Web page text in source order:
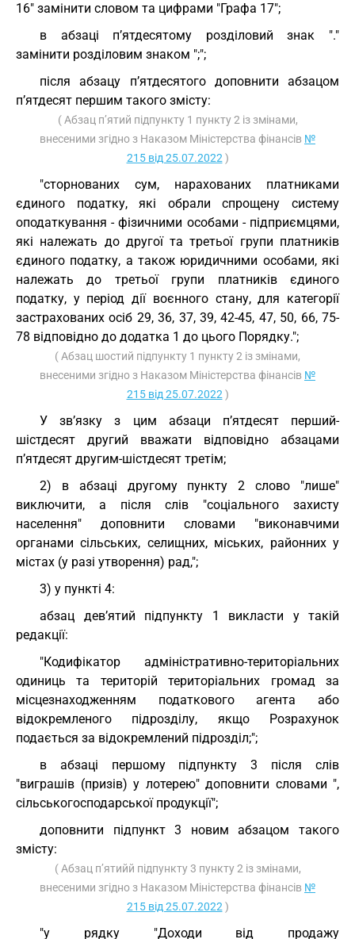
16" замінити словом та цифрами "Графа 17";
в абзаці п’ятдесятому розділовий знак "."
замінити розділовим знаком ";";
після абзацу п’ятдесятого доповнити абзацом
п’ятдесят першим такого змісту:
( Абзац п’ятий підпункту 1 пункту 2 із змінами,
внесеними згідно з Наказом Міністерства фінансів №
215 від 25.07.2022 )
"сторнованих сум, нарахованих платниками
єдиного податку, які обрали спрощену систему
оподаткування - фізичними особами - підприємцями,
які належать до другої та третьої групи платників
єдиного податку, а також юридичними особами, які
належать до третьої групи платників єдиного
податку, у період дії воєнного стану, для категорії
застрахованих осіб 29, 36, 37, 39, 42-45, 47, 50, 66, 75-
78 відповідно до додатка 1 до цього Порядку.";
( Абзац шостий підпункту 1 пункту 2 із змінами,
внесеними згідно з Наказом Міністерства фінансів №
215 від 25.07.2022 )
У зв’язку з цим абзаци п’ятдесят перший-
шістдесят другий вважати відповідно абзацами
п’ятдесят другим-шістдесят третім;
2) в абзаці другому пункту 2 слово "лише"
виключити, а після слів "соціального захисту
населення" доповнити словами "виконавчими
органами сільських, селищних, міських, районних у
містах (у разі утворення) рад,";
3) у пункті 4:
абзац дев’ятий підпункту 1 викласти у такій
редакції:
"Кодифікатор адміністративно-територіальних
одиниць та територій територіальних громад за
місцезнаходженням податкового агента або
відокремленого підрозділу, якщо Розрахунок
подається за відокремлений підрозділ;";
в абзаці першому підпункту 3 після слів
"виграшів (призів) у лотерею" доповнити словами ",
сільськогосподарської продукції";
доповнити підпункт 3 новим абзацом такого
змісту:
( Абзац п’ятийй підпункту 3 пункту 2 із змінами,
внесеними згідно з Наказом Міністерства фінансів №
215 від 25.07.2022 )
"у рядку "Доходи від продажу